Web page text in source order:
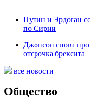
Путин и Эрдоган
по Сирии
Джонсон снова
отсрочка брексита
все новости
Общество